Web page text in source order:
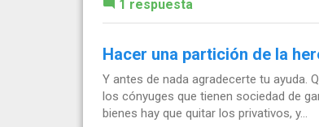
1 respuesta
Hacer una partición de la
Y antes de nada agradecerte tu ayuda.
los cónyuges que tienen sociedad de
bienes hay que quitar los privativos, y...